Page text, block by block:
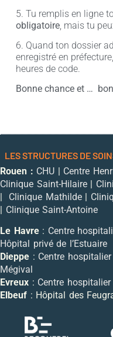
5. Tu remplis en ligne
obligatoire , mais tu
6. Quand ton dossier
enregistré en
heures de code.
Bonne chance et …
LES STRUCTURES DE
Rouen : CHU | Centre
Clinique Saint-Hilaire|
| Clinique Mathilde|
| Clinique Saint-Antoine
Le Havre: Centre
Hôpital privé de l’Estuaire
Dieppe : Centre hospitalier
Mégival
Evreux : Centre hospitalier
Elbeuf : Hôpital des